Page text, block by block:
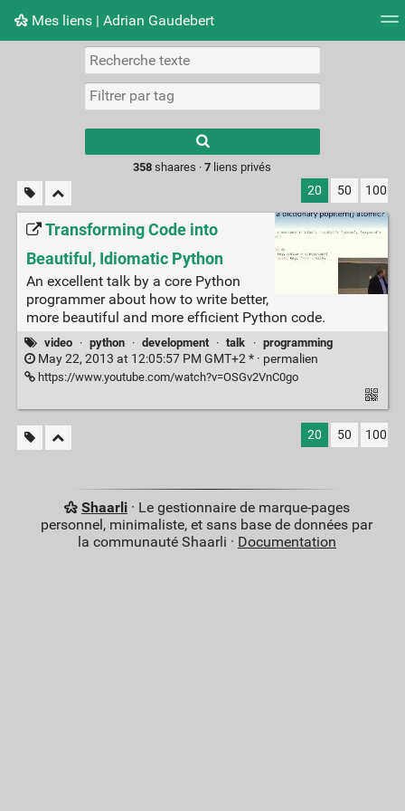
Mes liens | Adrian Gaudebert
Nuage de tags Mur d'images
results.
358 shaares ·7 liens privés
20 50 100
Transforming Code into
Beautiful, Idiomatic Python
An excellent talk by a core Python
programmer about how to write better,
more beautiful and more efficient Python code.
video · python · development · talk · programming
May 22, 2013 at 12:05:57 PM GMT+2 * · permalien
https://www.youtube.com/watch?v=OSGv2VnC0go
20 50 100
Shaarli· Le gestionnaire de marque-pages
personnel, minimaliste, et sans base de données par
la communauté Shaarli · Documentation